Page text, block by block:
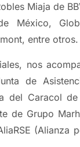
Miaja de
México,
entre otros.
nos
de
del Caracol
de Grupo
(Alianza